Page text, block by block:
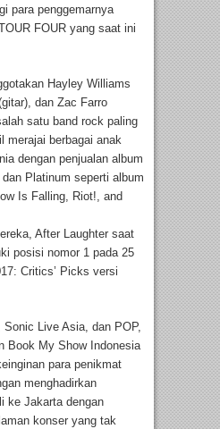
para penggemarnya
FOUR yang saat ini
Hayley Williams
dan Zac Farro
satu band rock paling
merajai berbagai anak
dengan penjualan album
Platinum seperti album
Is Falling, Riot!, and
After Laughter saat
posisi nomor 1 pada 25
Critics’ Picks versi
Live Asia, dan POP,
Book My Show Indonesia
para penikmat
menghadirkan
ke Jakarta dengan
konser yang tak